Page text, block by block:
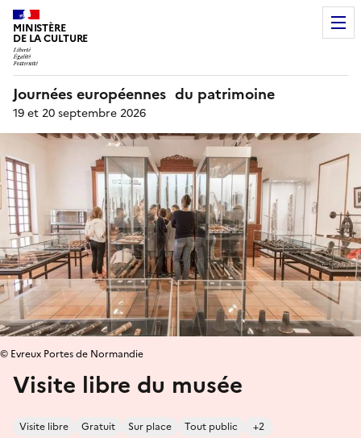
MINISTÈRE
DE LA CULTURE
Journées européennes du patrimoine
19 et 20 septembre 2026
Visite libre du musée
Visite libre Gratuit Sur place Tout public +2
© Evreux Portes de Normandie